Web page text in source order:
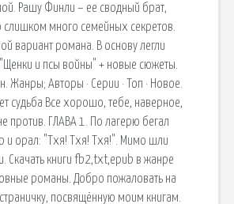
Рашу Финли – ее сводный брат,
слишком много семейных секретов.
вариант романа. В основу легли
и псы войны" + новые сюжеты.
Жанры; Авторы · Серии · Топ · Новое.
судьба Все хорошо, тебе, наверное,
против. ГЛАВА 1. По лагерю бегал
и орал: "Тхя! Тхя! Тхя!". Мимо шли
Скачать книги fb2,txt,epub в жанре
романы. Добро пожаловать на
посвящённую моим книгам.